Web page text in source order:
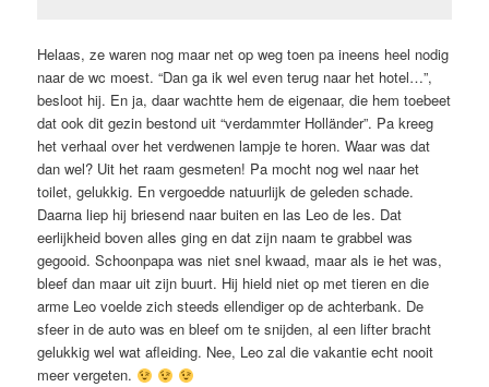
Helaas, ze waren nog maar net op weg toen pa ineens heel nodig
naar de wc moest. “Dan ga ik wel even terug naar het hotel…”,
besloot hij. En ja, daar wachtte hem de eigenaar, die hem toebeet
dat ook dit gezin bestond uit “verdammter Holländer”. Pa kreeg
het verhaal over het verdwenen lampje te horen. Waar was dat
dan wel? Uit het raam gesmeten! Pa mocht nog wel naar het
toilet, gelukkig. En vergoedde natuurlijk de geleden schade.
Daarna liep hij briesend naar buiten en las Leo de les. Dat
eerlijkheid boven alles ging en dat zijn naam te grabbel was
gegooid. Schoonpapa was niet snel kwaad, maar als ie het was,
bleef dan maar uit zijn buurt. Hij hield niet op met tieren en die
arme Leo voelde zich steeds ellendiger op de achterbank. De
sfeer in de auto was en bleef om te snijden, al een lifter bracht
gelukkig wel wat afleiding. Nee, Leo zal die vakantie echt nooit
meer vergeten.